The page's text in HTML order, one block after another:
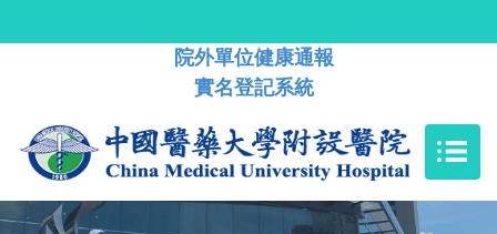
院外單位健康通報
實名登記系統